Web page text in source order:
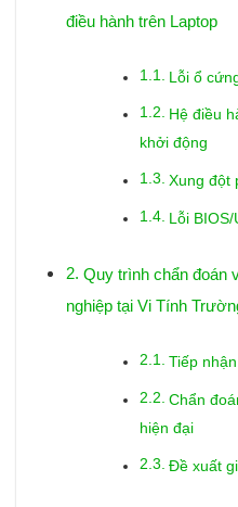
điều hành trên Laptop
Lỗi ổ
Hệ điều
khởi động
Xung đột
Lỗi
Quy trình chẩn đoán
nghiệp tại Vi Tính
Tiếp
Chẩn
hiện đại
Đề xuất